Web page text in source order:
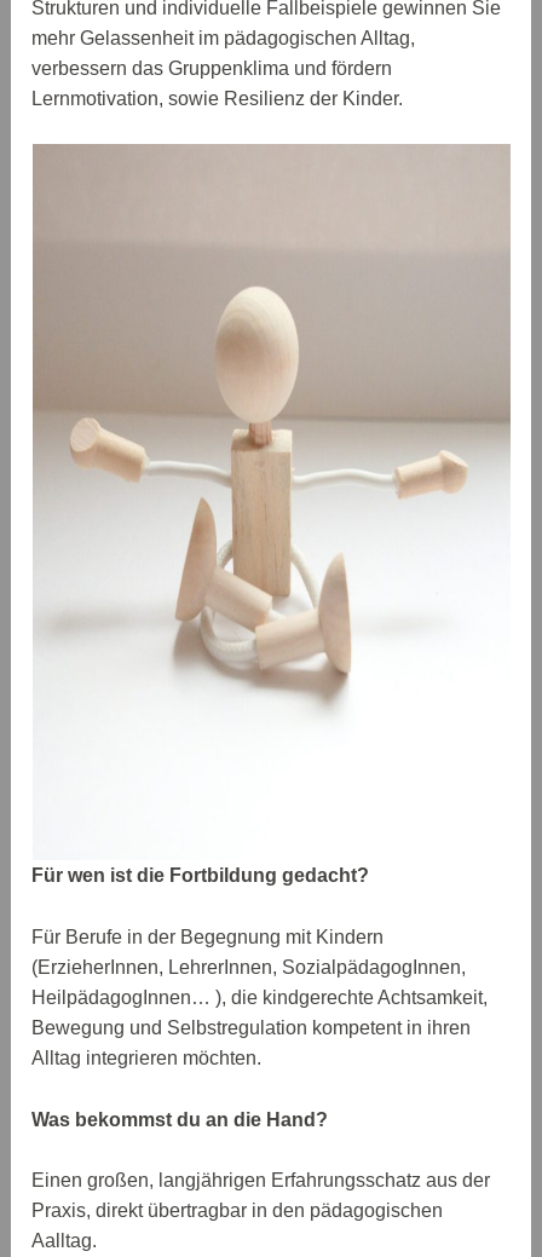
Strukturen und individuelle Fallbeispiele gewinnen Sie
mehr Gelassenheit im pädagogischen Alltag,
verbessern das Gruppenklima und fördern
Lernmotivation, sowie Resilienz der Kinder.
Für wen ist die Fortbildung gedacht?
Für Berufe in der Begegnung mit Kindern
(ErzieherInnen, LehrerInnen, SozialpädagogInnen,
HeilpädagogInnen… ), die kindgerechte Achtsamkeit,
Bewegung und Selbstregulation kompetent in ihren
Alltag integrieren möchten.
Was bekommst du an die Hand?
Einen großen, langjährigen Erfahrungsschatz aus der
Praxis, direkt übertragbar in den pädagogischen
Aalltag.